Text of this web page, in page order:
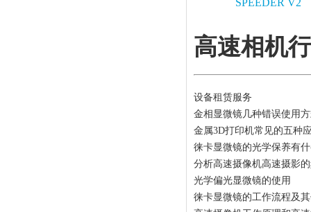
高速相机
设备租赁服务
金相显微镜几种错误使用
金属3D打印机常见的五种
徕卡显微镜的光学保养有
分析高速摄像机高速摄影
光学偏光显微镜的使用
徕卡显微镜的工作流程及